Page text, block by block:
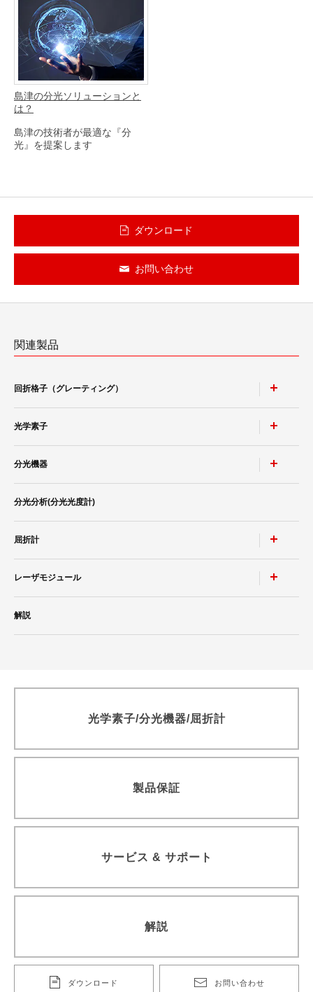
島津の分光ソリューションと
は？
島津の技術者が最適な『分
光』を提案します
ダウンロード
お問い合わせ
関連製品
回折格子（グレーティング）
モノクロメータ用凹面回折格子
トロイダル回折格子
平面ブレーズド ホログラフィック 回折格子
ラミナー型レプリカ回折格子（真空紫外・軟X線領域用）
光学素子
高耐性レーザミラー & レーザウィンドウ
ポルカドットビームスプリッタ
分光機器
小形分光器スペクトロメイト SPG-120シリーズ
分光分析(分光光度計)
分光分析(分光光度計)
屈折計
レーザモジュール
イプ
解説
光学素子/分光機器/屈折計
製品保証
サービス & サポート
解説
ダウンロード お問い合わせ